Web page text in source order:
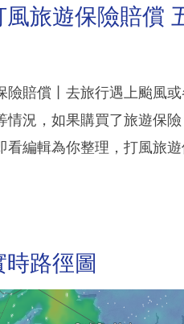
旅遊保險賠償
險賠償丨去旅行遇上颱風
情況，如果購買了旅遊保
編輯為你整理，打風旅遊
路徑圖